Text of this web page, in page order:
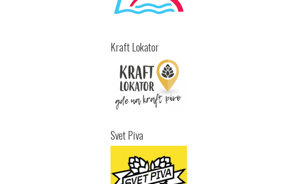
Kraft Lokator
Svet Piva